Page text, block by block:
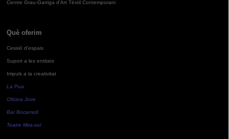
Centre Grau-Garriga d'Art Tèxtil Contemporani
Què oferim
Cessió d'espais
Suport a les entitats
Impuls a la creativitat
La Pua
Oficina Jove
Bar Bocamoll
Teatre Mira-sol